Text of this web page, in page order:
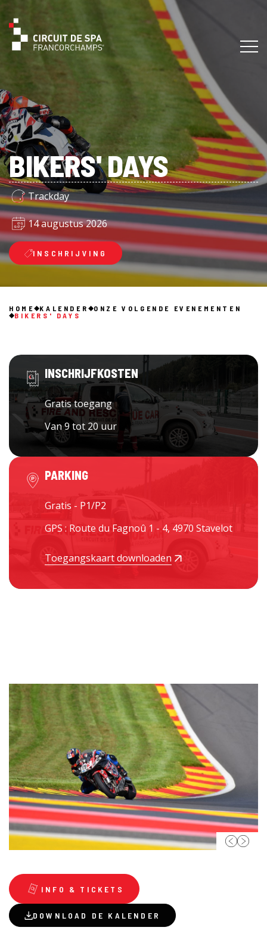
BIKERS' DAYS
Trackday
14 augustus 2026
INSCHRIJVING
HOME KALENDER
ONZE VOLGENDE EVENEMENTEN
BIKERS' DAYS
INSCHRIJFKOSTEN
Gratis toegang
Van 9 tot 20 uur
PARKING
Gratis - P1/P2
GPS : Route du Fagnoû 1 - 4, 4970 Stavelot
Toegangskaart downloaden
INFO & TICKETS
DOWNLOAD DE KALENDER